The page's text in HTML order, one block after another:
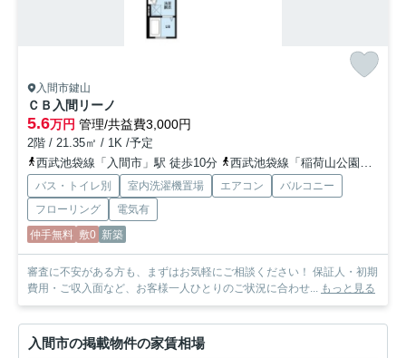
入間市鍵山
ＣＢ入間リーノ
5.6万円 管理/共益費3,000円
2階 / 21.35㎡ / 1K /予定
西武池袋線「入間市」駅 徒歩10分
西武池袋線「稲荷山公園」駅 徒歩25分
バス・トイレ別 室内洗濯機置場 エアコン
バルコニー
フローリング
電気有
仲手無料 敷0 新築
審査に不安がある方も、まずはお気軽にご相談ください！ 保証人・初期
費用・ご収入面など、お客様一人ひとりのご状況に合わせ...
もっと見る
入間市の掲載物件の家賃相場